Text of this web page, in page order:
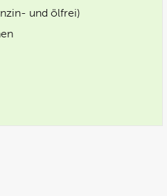
und ölfrei)